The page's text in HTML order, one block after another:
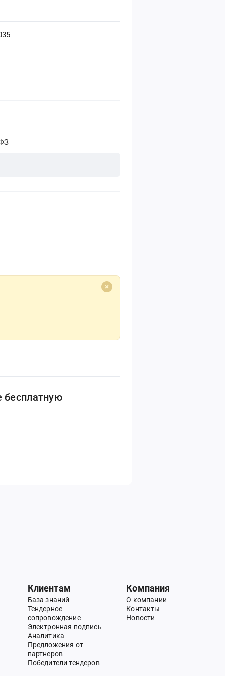
бесплатную
Клиентам
База знаний
Тендерное
сопровождение
Электронная подпись
Аналитика
Предложения от
партнеров
Победители тендеров
Компания
О компании
Контакты
Новости